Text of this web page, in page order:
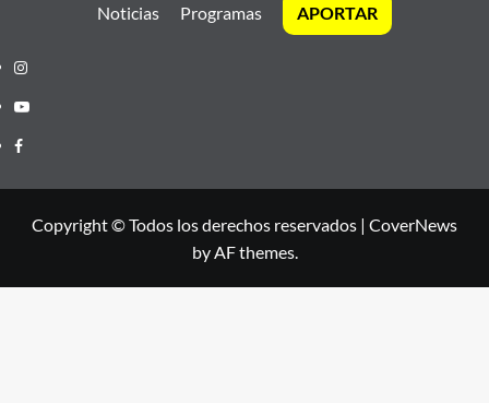
Noticias Programas APORTAR
Instagram
Youtube
Facebook
Copyright © Todos los derechos reservados | CoverNews
by AF themes.